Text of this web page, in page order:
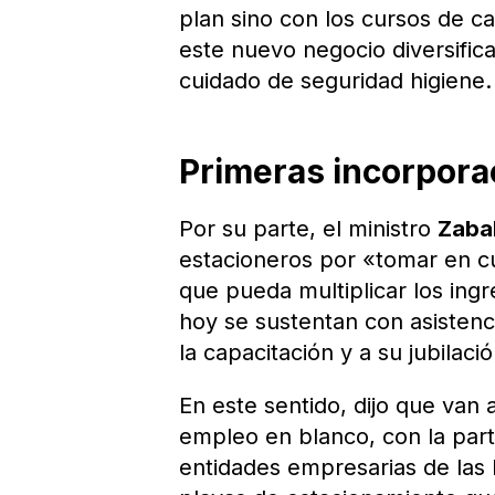
plan sino con los cursos de
este nuevo negocio
cuidado de seguridad higiene.
Primeras
Por su parte, el ministro
estacioneros por «tomar en
que pueda multiplicar los
hoy se sustentan con
la capacitación y a su
En este sentido, dijo que
empleo en blanco, con la
entidades empresarias de